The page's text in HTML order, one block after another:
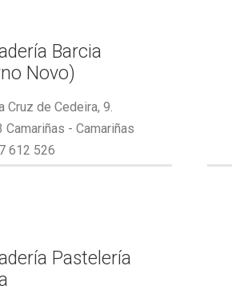
Barcia
Novo)
Cruz de Cedeira, 9.
Camariñas - Camariñas
612 526
Pastelería